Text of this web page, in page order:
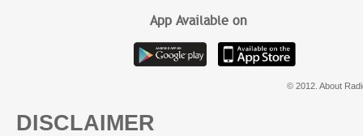
App Available on
© 2012. About
DISCLAIMER